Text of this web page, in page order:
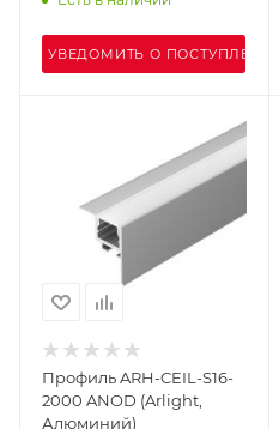
УВЕДОМИТЬ О ПОСТУПЛЕНИИ
Профиль ARH-CEIL-S16-
2000 ANOD (Arlight,
Алюминий)